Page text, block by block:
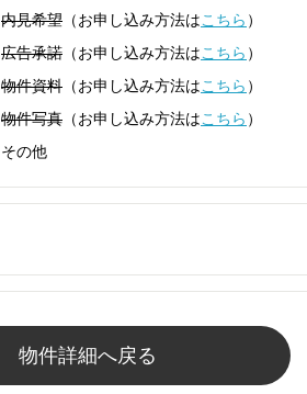
内見希望 （お申し込み方法はこちら ）
広告承諾 （お申し込み方法はこちら ）
物件資料 （お申し込み方法はこちら ）
物件写真 （お申し込み方法はこちら ）
その他
物件詳細へ戻る